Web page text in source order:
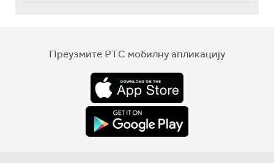
Преузмите РТС мобилну апликацију